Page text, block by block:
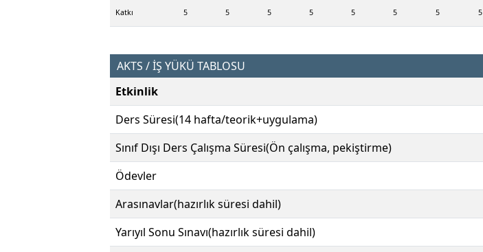
Katkı 5 5 5 5 5 5 5 5
AKTS / İŞ YÜKÜ TABLOSU
Etkinlik
Ders Süresi(14 hafta/teorik+uygulama)
Sınıf Dışı Ders Çalışma Süresi(Ön çalışma, pekiştirme)
Ödevler
Arasınavlar(hazırlık süresi dahil)
Yarıyıl Sonu Sınavı(hazırlık süresi dahil)